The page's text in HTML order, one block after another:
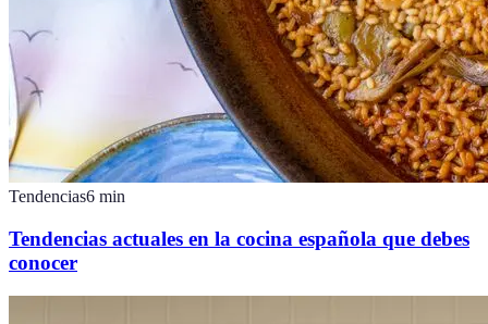
Tendencias6 min
Tendencias actuales en la cocina española que debes
conocer